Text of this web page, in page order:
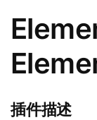
插件描述